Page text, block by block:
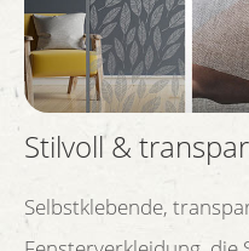
Stilvoll &
Selbstklebende,